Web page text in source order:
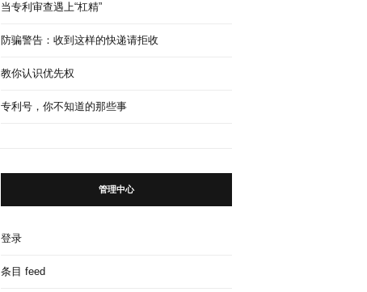
当专利审查遇上“杠精”
防骗警告：收到这样的快递请拒收
教你认识优先权
专利号，你不知道的那些事
管理中心
登录
条目 feed